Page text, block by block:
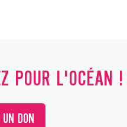
POUR L'OCÉAN !
UN DON